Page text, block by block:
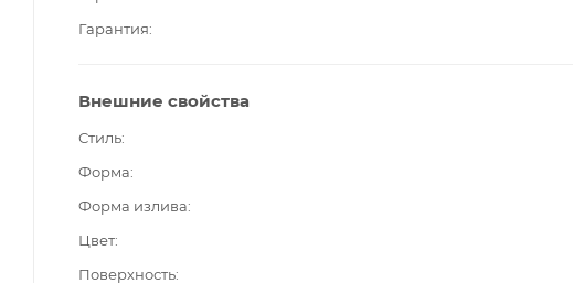
Гарантия
Внешние свойства
Стиль
Форма
Форма излива
Цвет
Поверхность